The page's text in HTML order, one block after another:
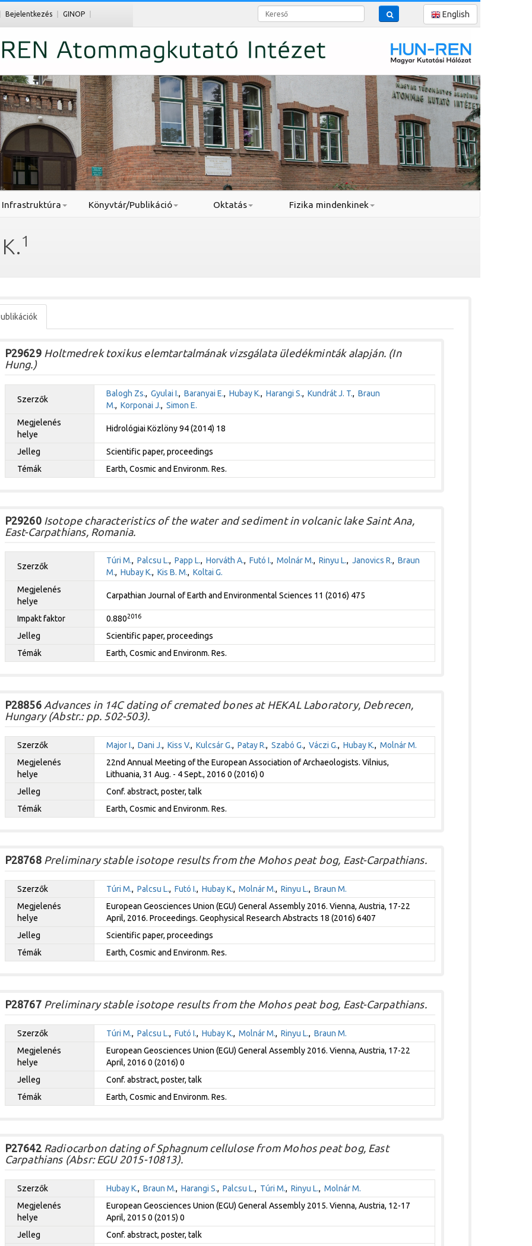
Bejelentkezés GINOP Kereső English
Infrastruktúra Könyvtár/Publikáció Oktatás Fizika mindenkinek
1
P29629Holtmedrek toxikus elemtartalmának vizsgálata üledékminták alapján. (In
Hung.)
Szerzők
Balogh Zs., Gyulai I., Baranyai E., Hubay K., Harangi S., Kundrát J. T., Braun
M., Korponai J., Simon E.
Megjelenés
helye
Hidrológiai Közlöny 94 (2014) 18
Jelleg
Scientific paper, proceedings
Témák
Earth, Cosmic and Environm. Res.
P29260Isotope characteristics of the water and sediment in volcanic lake Saint Ana,
East-Carpathians, Romania.
Szerzők
Túri M., Palcsu L., Papp L., Horváth A., Futó I., Molnár M., Rinyu L., Janovics R., Braun
M., Hubay K., Kis B. M., Koltai G.
Megjelenés
helye
Carpathian Journal of Earth and Environmental Sciences 11 (2016) 475
Impakt faktor 0.8802016
Jelleg
Scientific paper, proceedings
Témák
Earth, Cosmic and Environm. Res.
P28856Advances in 14C dating of cremated bones at HEKAL Laboratory, Debrecen,
Hungary (Abstr.: pp. 502-503).
Szerzők Major I., Dani J., Kiss V., Kulcsár G., Patay R., Szabó G., Váczi G., Hubay K., Molnár M.
Megjelenés
helye
22nd Annual Meeting of the European Association of Archaeologists. Vilnius,
Lithuania, 31 Aug. - 4 Sept., 2016 0 (2016) 0
Jelleg
Conf. abstract, poster, talk
Témák
Earth, Cosmic and Environm. Res.
P28768Preliminary stable isotope results from the Mohos peat bog, East-Carpathians.
Szerzők Túri M., Palcsu L., Futó I., Hubay K., Molnár M., Rinyu L., Braun M.
Megjelenés
helye
European Geosciences Union (EGU) General Assembly 2016. Vienna, Austria, 17-22
April, 2016. Proceedings. Geophysical Research Abstracts 18 (2016) 6407
Jelleg
Scientific paper, proceedings
Témák
Earth, Cosmic and Environm. Res.
P28767Preliminary stable isotope results from the Mohos peat bog, East-Carpathians.
Szerzők Túri M., Palcsu L., Futó I., Hubay K., Molnár M., Rinyu L., Braun M.
Megjelenés
helye
European Geosciences Union (EGU) General Assembly 2016. Vienna, Austria, 17-22
April, 2016 0 (2016) 0
Jelleg
Conf. abstract, poster, talk
Témák
Earth, Cosmic and Environm. Res.
P27642Radiocarbon dating of Sphagnum cellulose from Mohos peat bog, East
Carpathians (Absr: EGU 2015-10813).
Szerzők Hubay K., Braun M., Harangi S., Palcsu L., Túri M., Rinyu L., Molnár M.
Megjelenés
helye
European Geosciences Union (EGU) General Assembly 2015. Vienna, Austria, 12-17
April, 2015 0 (2015) 0
Jelleg
Conf. abstract, poster, talk